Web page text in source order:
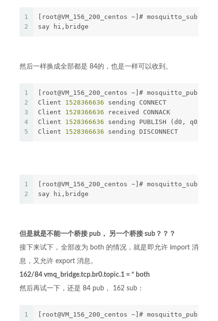
1
2
[root@VM_156_200_centos ~]#
say hi,bridge
然后一样换成全部都是 84的，也是一样可以收到。
1
2
3
4
5
[root@VM_156_200_centos ~]#
Client 1528366636 sending CONNECT
Client 1528366636 received CONNACK
Client 1528366636 sending PUBLISH (d0, q0,
Client 1528366636 sending DISCONNECT
1
2
[root@VM_156_200_centos ~]#
say hi,bridge
但是就是不能一个桥接 pub， 另一个桥接 sub？？？
接下来试下，全部改为 both 的情况，就是即允许 import 消
息，又允许 export 消息。
162/84 vmq_bridge.tcp.br0.topic.1 = * both
然后再试一下，还是 84 pub， 162 sub：
1
[root@VM_156_200_centos ~]#